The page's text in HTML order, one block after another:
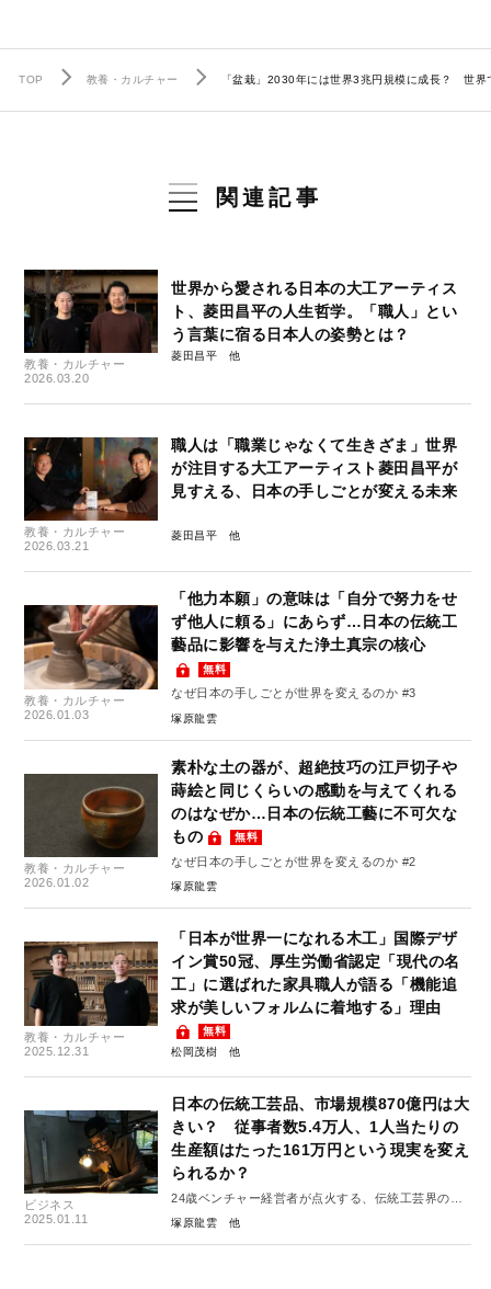
TOP 教養・カルチャー 「盆栽」2030年には世界3兆円規模に成長？ 世
関連記事
教養・カルチャー
2026.03.20
世界から愛される日本の大工アーティス
ト、菱田昌平の人生哲学。「職人」とい
う言葉に宿る日本人の姿勢とは？
菱田昌平
教養・カルチャー
2026.03.21
職人は「職業じゃなくて生きざま」世界
が注目する大工アーティスト菱田昌平が
見すえる、日本の手しごとが変える未来
菱田昌平
教養・カルチャー
2026.01.03
「他力本願」の意味は「自分で努力をせ
ず他人に頼る」にあらず…日本の伝統工
藝品に影響を与えた浄土真宗の核心
無料
なぜ日本の手しごとが世界を変えるのか #3
塚原龍雲
教養・カルチャー
2026.01.02
素朴な土の器が、超絶技巧の江戸切子や
蒔絵と同じくらいの感動を与えてくれる
のはなぜか…日本の伝統工藝に不可欠な
もの
無料
なぜ日本の手しごとが世界を変えるのか #2
塚原龍雲
教養・カルチャー
2025.12.31
「日本が世界一になれる木工」国際デザ
イン賞50冠、厚生労働省認定「現代の名
工」に選ばれた家具職人が語る「機能追
求が美しいフォルムに着地する」理由
無料
松岡茂樹
ビジネス
2025.01.11
日本の伝統工芸品、市場規模870億円は大
きい？ 従事者数5.4万人、1人当たりの
生産額はたった161万円という現実を変え
られるか？
24歳ベンチャー経営者が点火する、伝統工芸界の新
しいムーブメント 第1回
塚原龍雲